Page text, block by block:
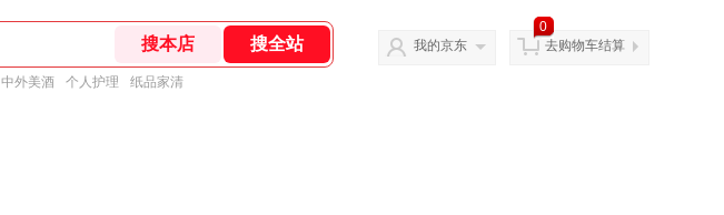
中外美酒 个人护理 纸品家清
我的京东
0
去购物车结算